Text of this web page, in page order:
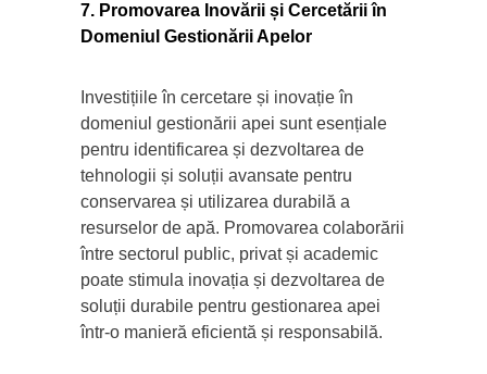
7. Promovarea Inovării și Cercetării în
Domeniul Gestionării Apelor
Investițiile în cercetare și inovație în
domeniul gestionării apei sunt esențiale
pentru identificarea și dezvoltarea de
tehnologii și soluții avansate pentru
conservarea și utilizarea durabilă a
resurselor de apă. Promovarea colaborării
între sectorul public, privat și academic
poate stimula inovația și dezvoltarea de
soluții durabile pentru gestionarea apei
într-o manieră eficientă și responsabilă.